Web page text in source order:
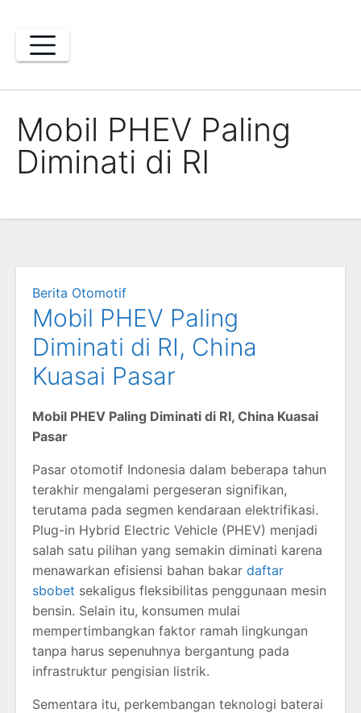
content
Mobil PHEV Paling
Diminati di RI
Berita Otomotif
Mobil PHEV Paling
Diminati di RI, China
Kuasai Pasar
Mobil PHEV Paling Diminati di RI, China Kuasai
Pasar
Pasar otomotif Indonesia dalam beberapa tahun
terakhir mengalami pergeseran signifikan,
terutama pada segmen kendaraan elektrifikasi.
Plug-in Hybrid Electric Vehicle (PHEV) menjadi
salah satu pilihan yang semakin diminati karena
menawarkan efisiensi bahan bakar daftar
sbobet sekaligus fleksibilitas penggunaan mesin
bensin. Selain itu, konsumen mulai
mempertimbangkan faktor ramah lingkungan
tanpa harus sepenuhnya bergantung pada
infrastruktur pengisian listrik.
Sementara itu, perkembangan teknologi baterai